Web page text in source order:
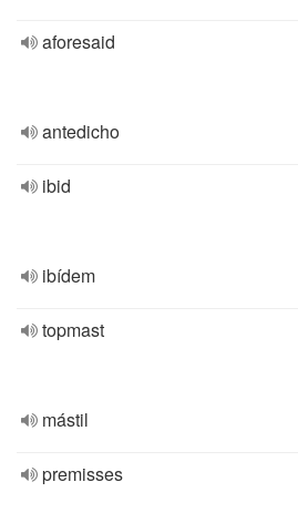
aforesaid
antedicho
ibid
ibídem
topmast
mástil
premisses